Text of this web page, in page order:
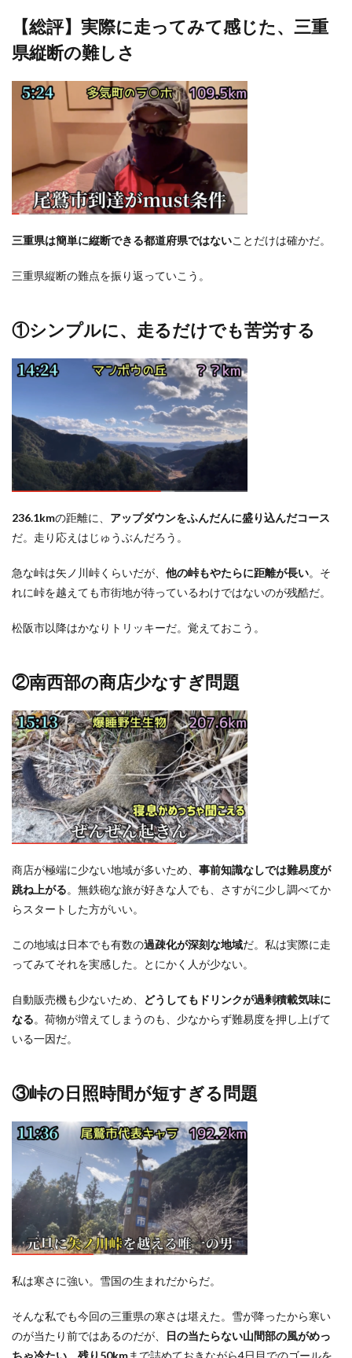
【総評】実際に走ってみて感じた、三重
県縦断の難しさ
三重県は簡単に縦断できる都道府県ではないことだけは確かだ。
三重県縦断の難点を振り返っていこう。
①シンプルに、走るだけでも苦労する
236.1kmの距離に、 アップダウンをふんだんに盛り込んだコース
だ。走り応えはじゅうぶんだろう。
急な峠は矢ノ川峠くらいだが、 他の峠もやたらに距離が長い。そ
れに峠を越えても市街地が待っているわけではないのが残酷だ。
松阪市以降はかなりトリッキーだ。覚えておこう。
②南西部の商店少なすぎ問題
商店が極端に少ない地域が多いため、 事前知識なしでは難易度が
跳ね上がる。無鉄砲な旅が好きな人でも、さすがに少し調べてか
らスタートした方がいい。
この地域は日本でも有数の過疎化が深刻な地域だ。私は実際に走
ってみてそれを実感した。とにかく人が少ない。
自動販売機も少ないため、
どうしてもドリンクが過剰積載気味に
なる。荷物が増えてしまうのも、少なからず難易度を押し上げて
いる一因だ。
③峠の日照時間が短すぎる問題
私は寒さに強い。雪国の生まれだからだ。
そんな私でも今回の三重県の寒さは堪えた。雪が降ったから寒い
のが当たり前ではあるのだが、
日の当たらない山間部の風がめっ
ちゃ冷たい
残り50kmまで詰めておきながら4日目でのゴールを